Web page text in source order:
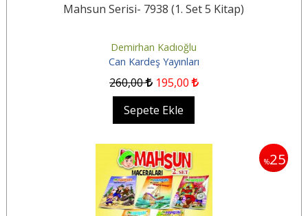
Mahsun Serisi- 7938 (1. Set 5 Kitap)
Demirhan Kadıoğlu
Can Kardeş Yayınları
260,00 195,00
Sepete Ekle
%25